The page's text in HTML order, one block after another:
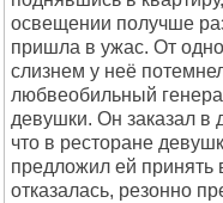
освещении получше
пришла в ужас. От
слизнем у неё
любвеобильный
девушки. Он заказал в
что в ресторане
предложил ей принять
отказалась, резонно